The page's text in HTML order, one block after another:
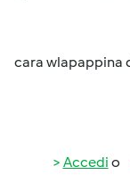
cara wlapappina
Accedi o